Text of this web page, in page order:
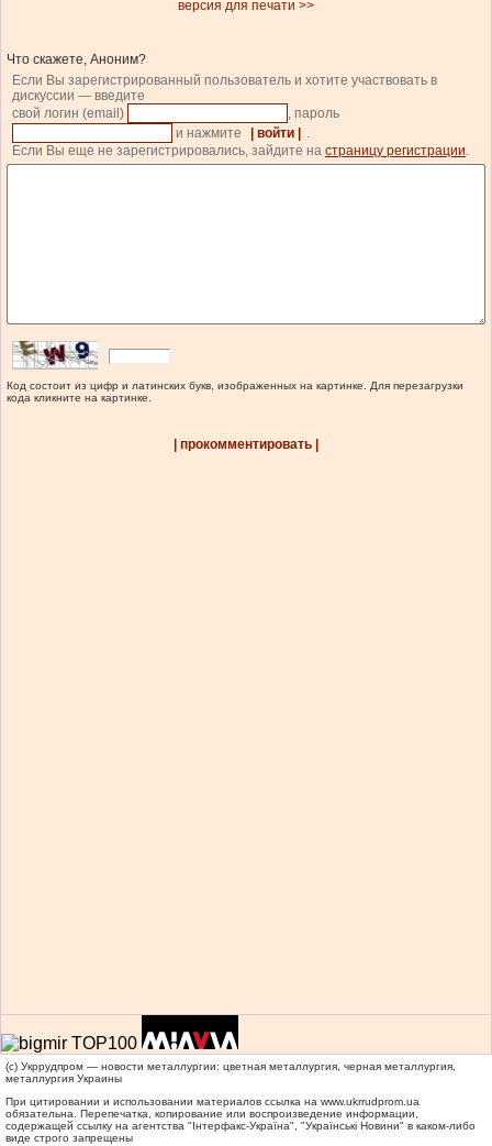
версия для печати >>
Что скажете, Аноним?
Если Вы зарегистрированный пользователь и хотите участвовать в
дискуссии — введите
свой логин (email)
, пароль
и нажмите
| войти |
.
Если Вы еще не зарегистрировались, зайдите на страницу регистрации.
Код состоит из цифр и латинских букв, изображенных на картинке. Для перезагрузки
кода кликните на картинке.
| прокомментировать |
(c) Укррудпром — новости металлургии: цветная металлургия, черная металлургия,
металлургия Украины
При цитировании и использовании материалов ссылка на www.ukrrudprom.ua
обязательна. Перепечатка, копирование или воспроизведение информации,
содержащей ссылку на агентства "Iнтерфакс-Україна", "Українськi Новини" в каком-либо
виде строго запрещены